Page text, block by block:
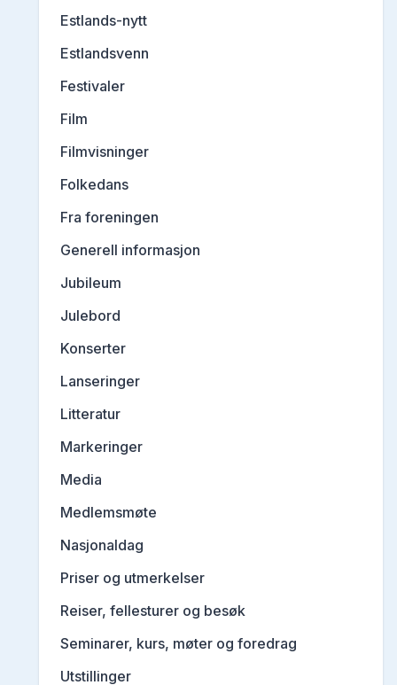
Estlands-nytt
Estlandsvenn
Festivaler
Film
Filmvisninger
Folkedans
Fra foreningen
Generell informasjon
Jubileum
Julebord
Konserter
Lanseringer
Litteratur
Markeringer
Media
Medlemsmøte
Nasjonaldag
Priser og utmerkelser
Reiser, fellesturer og besøk
Seminarer, kurs, møter og foredrag
Utstillinger